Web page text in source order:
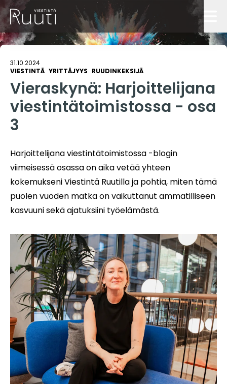
Ruutitynnyri
Palvelut
Ota yhteyttä
COPYWRITE: Ruutia kirjoittamiseen
31.10.2024
VIESTINTÄ YRITTÄJYYS RUUDINKEKSIJÄ
Vieraskynä: Harjoittelijana
viestintätoimistossa - osa
3
Harjoittelijana viestintätoimistossa -blogin
viimeisessä osassa on aika vetää yhteen
kokemukseni Viestintä Ruutilla ja pohtia, miten tämä
puolen vuoden matka on vaikuttanut ammatilliseen
kasvuuni sekä ajatuksiini työelämästä.